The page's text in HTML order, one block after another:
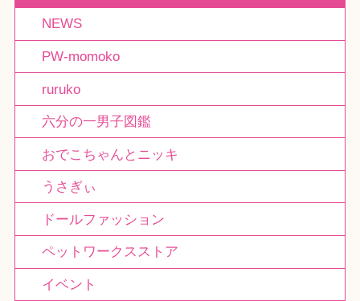
NEWS
PW-momoko
ruruko
六分の一男子図鑑
おでこちゃんとニッキ
うさぎぃ
ドールファッション
ペットワークスストア
イベント